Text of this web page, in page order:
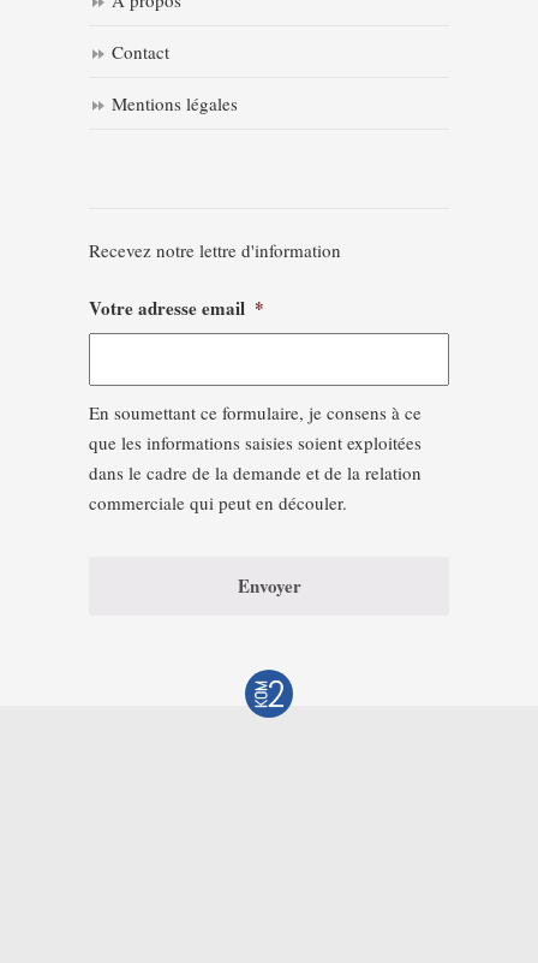
Contact
Mentions légales
Recevez notre lettre d'information
Votre adresse email *
En soumettant ce formulaire, je consens à ce
que les informations saisies soient exploitées
dans le cadre de la demande et de la relation
commerciale qui peut en découler.